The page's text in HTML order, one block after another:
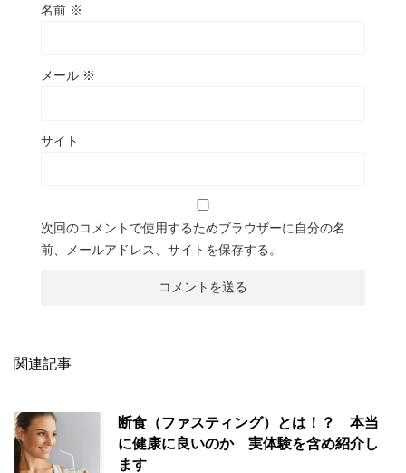
名前 ※
メール ※
サイト
次回のコメントで使用するためブラウザーに自分の名
前、メールアドレス、サイトを保存する。
関連記事
断食（ファスティング）とは！？ 本当
に健康に良いのか 実体験を含め紹介し
ます